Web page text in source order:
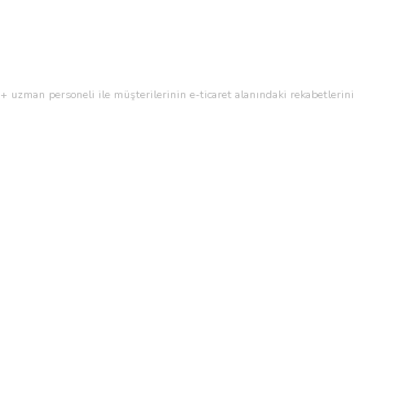
uzman personeli ile müşterilerinin e-ticaret alanındaki rekabetlerini